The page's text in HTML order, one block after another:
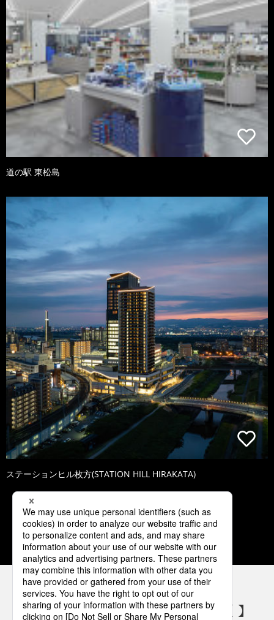
道の駅 東松島
ステーションヒル枚方(STATION HILL HIRAKATA)
1 2 3 4 5
パナソニックの電気設備 SNSアカウント